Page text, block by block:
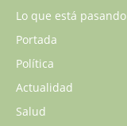
Lo que está pasando
Portada
Política
Actualidad
Salud